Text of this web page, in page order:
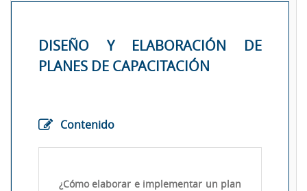
DISEÑO Y ELABORACIÓN DE
PLANES DE CAPACITACIÓN
Contenido
¿Cómo elaborar e implementar un plan